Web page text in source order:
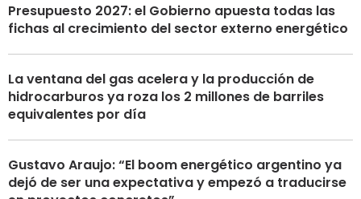
Presupuesto 2027: el Gobierno apuesta todas las
fichas al crecimiento del sector externo energético
La ventana del gas acelera y la producción de
hidrocarburos ya roza los 2 millones de barriles
equivalentes por día
Gustavo Araujo: “El boom energético argentino ya
dejó de ser una expectativa y empezó a traducirse